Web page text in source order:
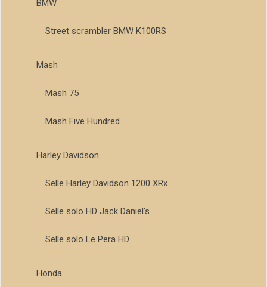
BMW
Street scrambler BMW K100RS
Mash
Mash 75
Mash Five Hundred
Harley Davidson
Selle Harley Davidson 1200 XRx
Selle solo HD Jack Daniel’s
Selle solo Le Pera HD
Honda